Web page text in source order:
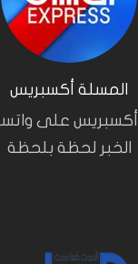
المسلة أكسبريس
أكسبريس على
الخبر لحظة بلحظة